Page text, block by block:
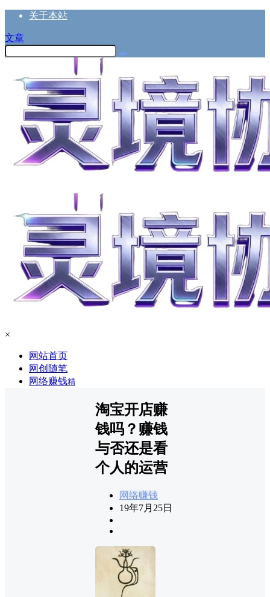
关于本站
文章
×
网站首页
网创随笔
网络赚钱精
淘宝开店赚
钱吗？赚钱
与否还是看
个人的运营
网络赚钱
19年7月25日